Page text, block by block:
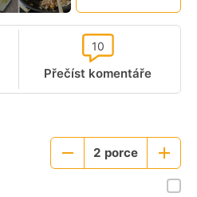
Přečíst komentáře
10
Menší
2 porce
Větší
porce